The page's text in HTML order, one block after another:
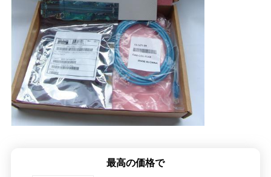
最高の価格で